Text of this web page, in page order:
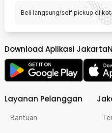
Beli langsung/self pickup di
Download Aplikasi
Layanan Pelanggan
Bantuan